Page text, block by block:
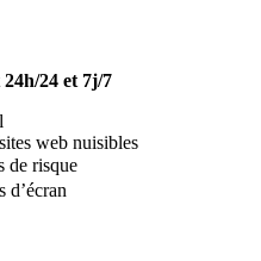
24 et 7j/7
web nuisibles
de risque
d’écran